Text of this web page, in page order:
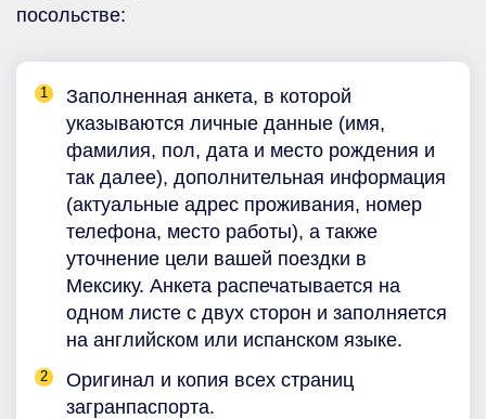
посольстве:
Заполненная анкета, в которой
указываются личные данные (имя,
фамилия, пол, дата и место рождения и
так далее), дополнительная информация
(актуальные адрес проживания, номер
телефона, место работы), а также
уточнение цели вашей поездки в
Мексику. Анкета распечатывается на
одном листе с двух сторон и заполняется
на английском или испанском языке.
Оригинал и копия всех страниц
загранпаспорта.